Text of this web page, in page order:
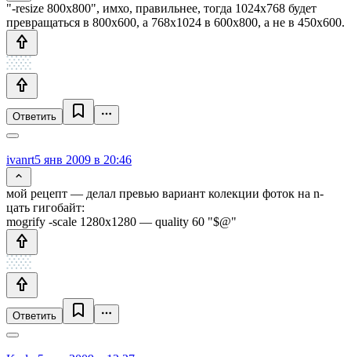
"-resize 800x800", имхо, правильнее, тогда 1024x768 будет
превращаться в 800x600, а 768x1024 в 600x800, а не в 450x600.
Ответить
ivanrt5 янв 2009 в 20:46
мой рецепт — делал превью вариант колекции фоток на n-
цать гигобайт:
mogrify -scale 1280x1280 — quality 60 "$@"
Ответить